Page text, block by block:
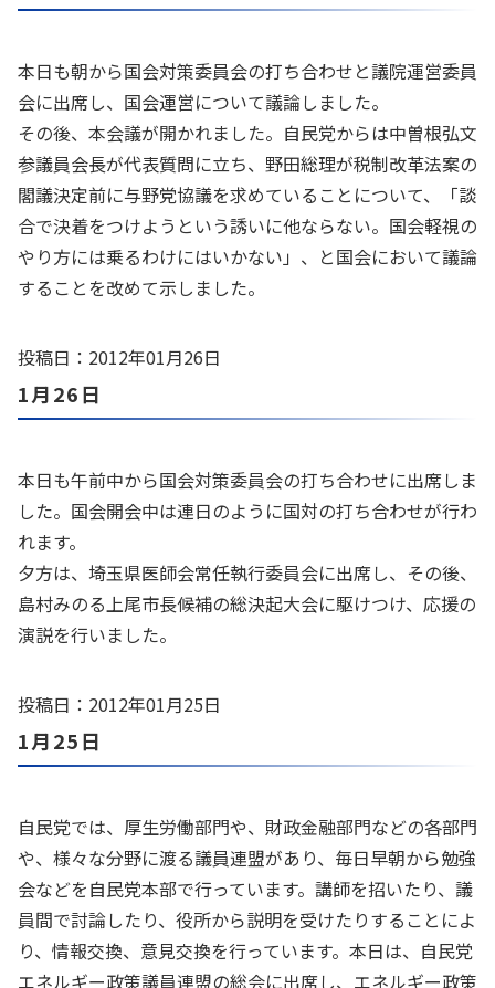
本日も朝から国会対策委員会の打ち合わせと議院運営委員
会に出席し、国会運営について議論しました。
その後、本会議が開かれました。自民党からは中曽根弘文
参議員会長が代表質問に立ち、野田総理が税制改革法案の
閣議決定前に与野党協議を求めていることについて、「談
合で決着をつけようという誘いに他ならない。国会軽視の
やり方には乗るわけにはいかない」、と国会において議論
することを改めて示しました。
投稿日：2012年01月26日
1月26日
本日も午前中から国会対策委員会の打ち合わせに出席しま
した。国会開会中は連日のように国対の打ち合わせが行わ
れます。
夕方は、埼玉県医師会常任執行委員会に出席し、その後、
島村みのる上尾市長候補の総決起大会に駆けつけ、応援の
演説を行いました。
投稿日：2012年01月25日
1月25日
自民党では、厚生労働部門や、財政金融部門などの各部門
や、様々な分野に渡る議員連盟があり、毎日早朝から勉強
会などを自民党本部で行っています。講師を招いたり、議
員間で討論したり、役所から説明を受けたりすることによ
り、情報交換、意見交換を行っています。本日は、自民党
エネルギー政策議員連盟の総会に出席し、エネルギー政策